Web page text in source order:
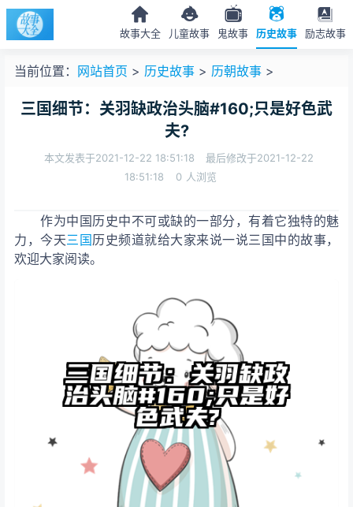
故事大全 儿童故事 鬼故事 历史故事 励志故事
当前位置： 网站首页 > 历史故事 > 历朝故事 >
三国细节：关羽缺政治头脑#160;只是好色武
夫?
本文发表于2021-12-22 18:51:18
最后修改于2021-12-22
18:51:18
0 人浏览
作为中国历史中不可或缺的一部分，有着它独特的魅
力，今天三国历史频道就给大家来说一说三国中的故事，
欢迎大家阅读。